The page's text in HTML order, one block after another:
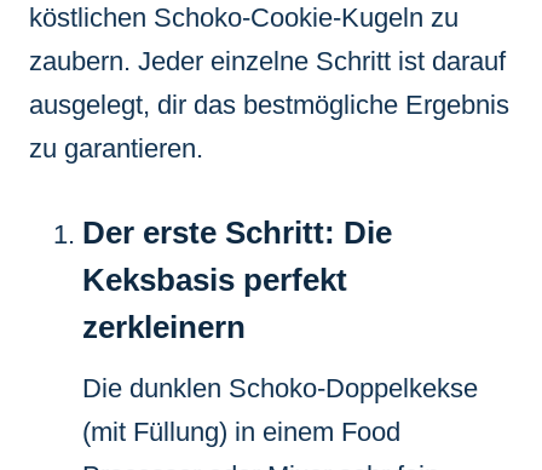
köstlichen Schoko-Cookie-Kugeln zu
zaubern. Jeder einzelne Schritt ist darauf
ausgelegt, dir das bestmögliche Ergebnis
zu garantieren.
Der erste Schritt: Die
Keksbasis perfekt
zerkleinern
Die dunklen Schoko-Doppelkekse
(mit Füllung) in einem Food